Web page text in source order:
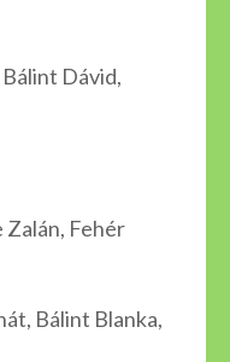
Dávid,
Zalán, Fehér
Bálint Blanka,